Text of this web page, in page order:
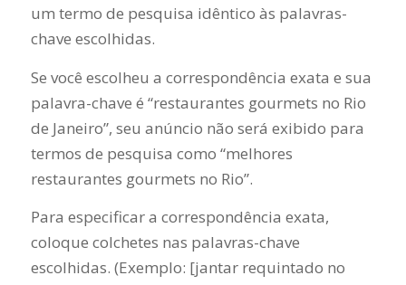
um termo de pesquisa idêntico às palavras-
chave escolhidas.
Se você escolheu a correspondência exata e sua
palavra-chave é “restaurantes gourmets no Rio
de Janeiro”, seu anúncio não será exibido para
termos de pesquisa como “melhores
restaurantes gourmets no Rio”.
Para especificar a correspondência exata,
coloque colchetes nas palavras-chave
escolhidas. (Exemplo: [jantar requintado no